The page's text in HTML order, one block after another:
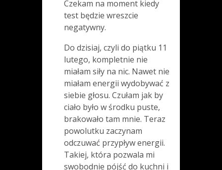
Czekam na moment kiedy
test będzie wreszcie
negatywny.
Do dzisiaj, czyli do piątku 11
lutego, kompletnie nie
miałam siły na nic. Nawet nie
miałam energii wydobywać z
siebie głosu. Czułam jak by
ciało było w środku puste,
brakowało tam mnie. Teraz
powolutku zaczynam
odczuwać przypływ energii.
Takiej, która pozwala mi
swobodnie pójść do kuchni i